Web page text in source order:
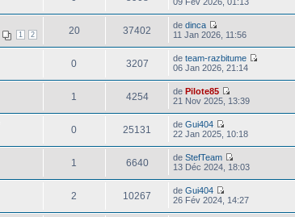
1 2 20 37402 dedinca
11 Jan 2026, 11:56
0 3207 deteam-razbitume
06 Jan 2026, 21:14
1 4254 dePilote85
21 Nov 2025, 13:39
0 25131 deGui404
22 Jan 2025, 10:18
1 6640 deStefTeam
13 Déc 2024, 18:03
2 10267 deGui404
26 Fév 2024, 14:27